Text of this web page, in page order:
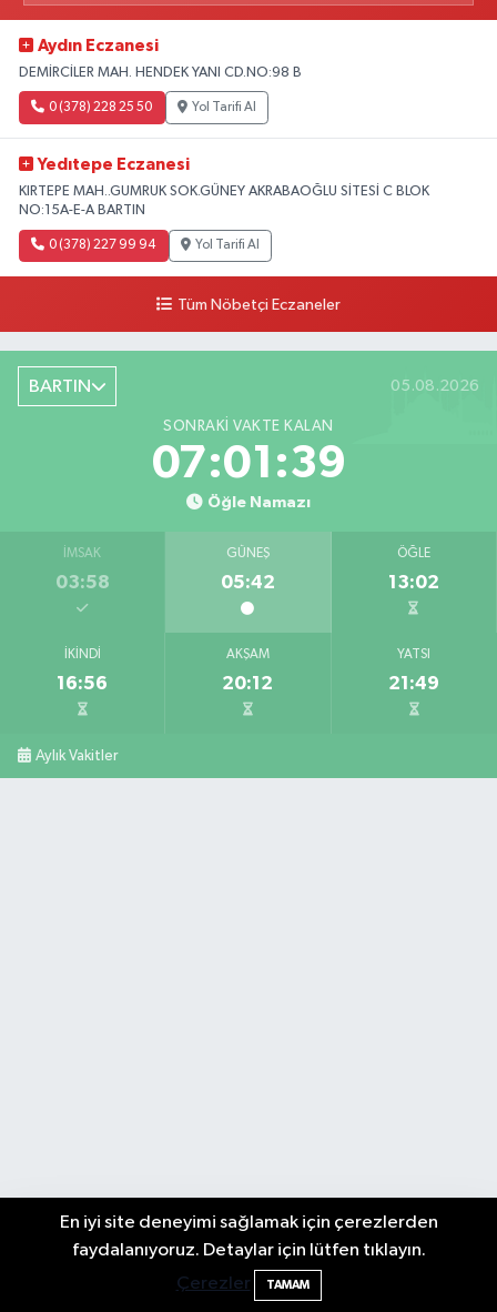
Aydın Eczanesi
DEMİRCİLER MAH. HENDEK YANI CD.NO:98 B
0 (378) 228 25 50 Yol Tarifi Al
Yedıtepe Eczanesi
KIRTEPE MAH..GUMRUK SOK.GÜNEY AKRABAOĞLU SİTESİ C BLOK
NO:15A-E-A BARTIN
0 (378) 227 99 94 Yol Tarifi Al
Tüm Nöbetçi Eczaneler
BARTIN 05.08.2026
SONRAKI VAKTE KALAN
07:01:38
Öğle Namazı
İMSAK
03:58
GÜNEŞ
05:42
ÖĞLE
13:02
İKINDI
16:56
AKŞAM
20:12
YATSI
21:49
Aylık Vakitler
En iyi site deneyimi sağlamak için çerezlerden
faydalanıyoruz. Detaylar için lütfen tıklayın.
Çerezler
TAMAM
Bartın TSO'da Ortak Gündem: Ekonomi
ve Sektörel Sorunlar